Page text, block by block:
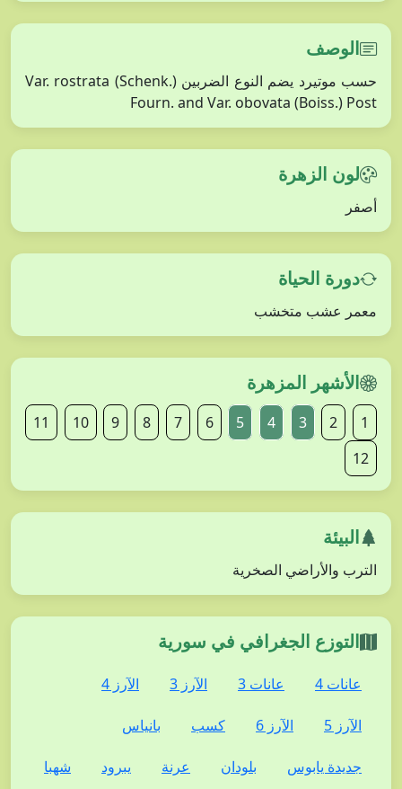
الوصف
حسب موتيرد يضم النوع الضربين Var. rostrata (Schenk.)
Fourn. and Var. obovata (Boiss.) Post
لون الزهرة
أصفر
دورة الحياة
معمر عشب متخشب
الأشهر المزهرة
1
2
3
4
5
6
7
8
9
10
11
12
البيئة
الترب والأراضي الصخرية
التوزع الجغرافي في سورية
عانات 4 عانات 3 الآرز 3 الآرز 4
الآرز 5 الآرز 6 كسب بانياس
جديدة يابوس بلودان عرنة يبرود شهبا